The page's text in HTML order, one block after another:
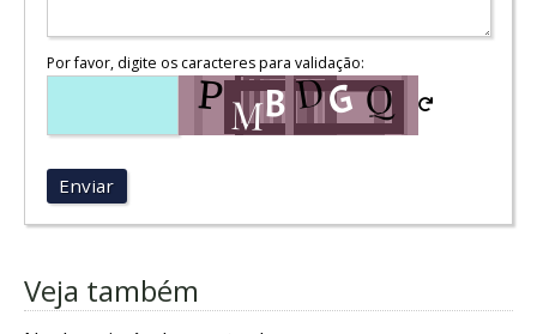
Por favor, digite os caracteres para validação:
Enviar
Veja também